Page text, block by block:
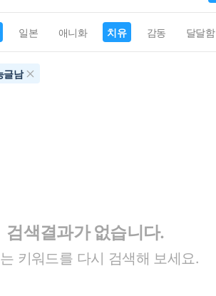
일본 애니화 치유 감동 달달함
글남
검색결과가 없습니다.
키워드를 다시 검색해 보세요.